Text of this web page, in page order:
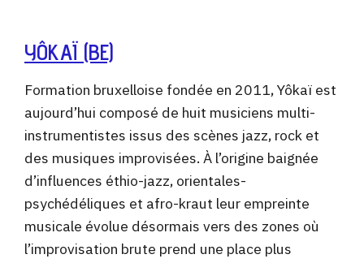
YÔKAÏ (BE)
Formation bruxelloise fondée en 2011, Yôkaï est
aujourd’hui composé de huit musiciens multi-
instrumentistes issus des scènes jazz, rock et
des musiques improvisées. À l’origine baignée
d’influences éthio-jazz, orientales-
psychédéliques et afro-kraut leur empreinte
musicale évolue désormais vers des zones où
l’improvisation brute prend une place plus